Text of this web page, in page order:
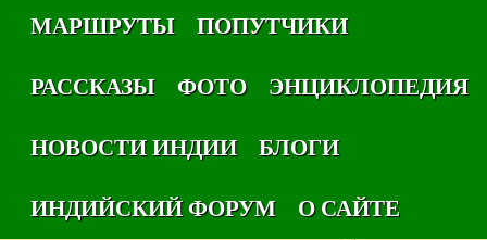
МАРШРУТЫ
ПОПУТЧИКИ
РАССКАЗЫ
ФОТО
ЭНЦИКЛОПЕДИЯ
НОВОСТИ ИНДИИ
БЛОГИ
ИНДИЙСКИЙ ФОРУМ
О САЙТЕ